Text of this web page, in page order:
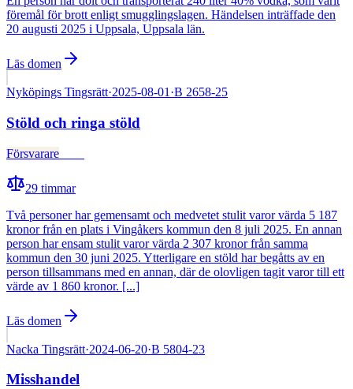
föremål för brott enligt smugglingslagen. Händelsen inträffade den
20 augusti 2025 i Uppsala, Uppsala län.
Läs domen
Nyköpings Tingsrätt·2025-08-01 ·B 2658-25
Stöld och ringa stöld
Försvarare
29 timmar
Två personer har gemensamt och medvetet stulit varor värda 5 187
kronor från en plats i Vingåkers kommun den 8 juli 2025. En annan
person har ensam stulit varor värda 2 307 kronor från samma
kommun den 30 juni 2025. Ytterligare en stöld har begåtts av en
person tillsammans med en annan, där de olovligen tagit varor till ett
värde av 1 860 kronor. [...]
Läs domen
Nacka Tingsrätt·2024-06-20·B 5804-23
Misshandel